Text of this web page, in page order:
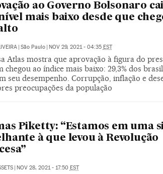
ao Governo Bolsonaro
nível mais baixo desde que
| São Paulo | NOV 29, 2021 - 04:35 EST
Atlas mostra que aprovação à figura do
chegou ao índice mais baixo: 29,3% dos
seu desempenho. Corrupção, inflação e
preocupações da população
Piketty: “Estamos em uma
à que levou à Revolução
| NOV 28, 2021 - 17:50 EST